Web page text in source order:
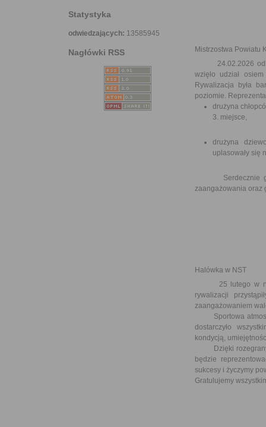
Statystyka
odwiedzających: 13585945
Nagłówki RSS
Mistrzostwa Powiatu
24.02.2026
wzięło udział
Rywalizacja była
poziomie.
drużyna
3. miejsce,
drużyna
uplasowały się
Serdecznie
zaangażowania oraz
Halówka w NST
25 lutego w
rywalizacji
zaangażowaniem
Sportowa
dostarczyło
kondycją,
Dzięki rozegranym
będzie
sukcesy i życzymy
Gratulujemy